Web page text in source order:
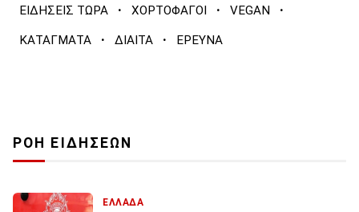
ΕΙΔΗΣΕΙΣ ΤΩΡΑ · ΧΟΡΤΟΦΑΓΟΙ · VEGAN ·
ΚΑΤΑΓΜΑΤΑ · ΔΙΑΙΤΑ · ΕΡΕΥΝΑ
ΡΟΗ ΕΙΔΗΣΕΩΝ
ΕΛΛΑΔΑ